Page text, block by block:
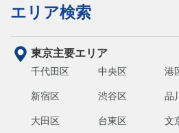
エリア検索
東京主要エリア
千代田区 中央区 港
新宿区 渋谷区 品
大田区 台東区 文